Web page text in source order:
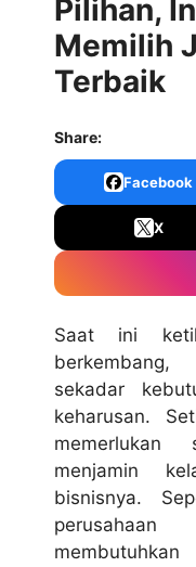
Pilihan,
Memilih
Terbaik
Share:
Facebook
X
Saat ini
sekadar
keharusan.
menjamin
bisnisnya.